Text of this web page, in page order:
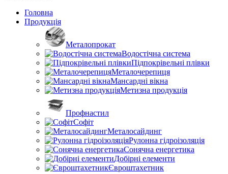
Головна
Продукція
Металопрокат
Водостічна система
Підпокрівельні плівки
Металочерепиця
Мансардні вікна
Метизна продукція
Профнастил
Софіт
Металосайдинг
Рулонна гідроізоляція
Сонячна енергетика
Добірні елементи
Євроштахетник